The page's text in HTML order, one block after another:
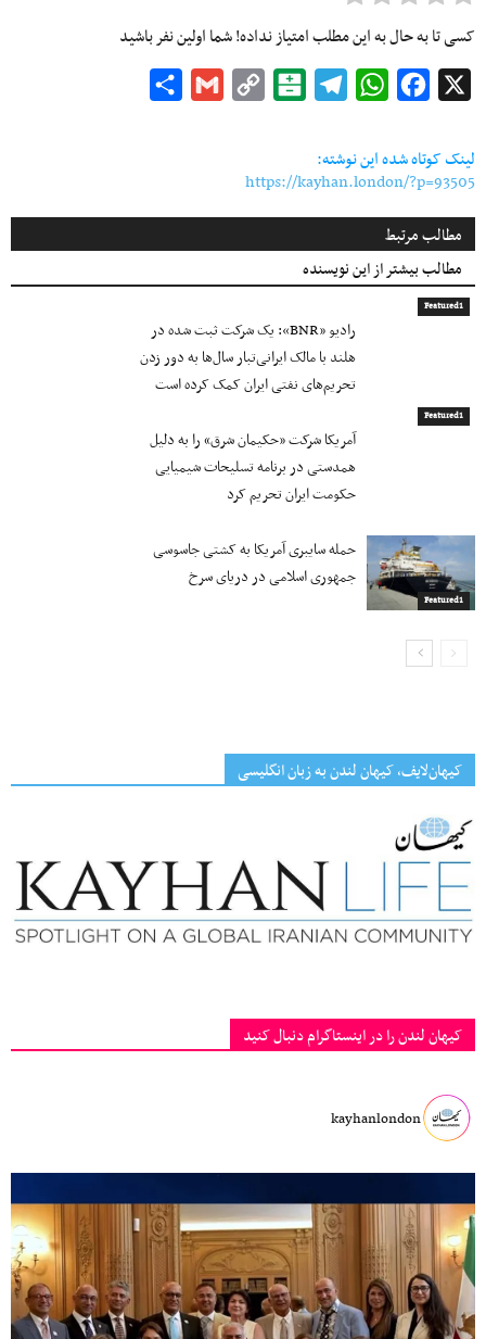
کسی تا به حال به این مطلب امتیاز نداده! شما اولین نفر باشید
Facebook
WhatsApp
Telegram
Balatarin
Copy
Gmail
لینک کوتاه شده این نوشته:
https://kayhan.london/?p=93505
مطالب مرتبط
مطالب بیشتر از این نویسنده
Featured1
رادیو «BNR»: یک شرکت ثبت شده در
هلند با مالک ایرانی‌تبار سال‌ها به دور زدن
تحریم‌های نفتی ایران کمک کرده است
Featured1
آمریکا شرکت «حکیمان شرق» را به دلیل
همدستی در برنامه تسلیحات شیمیایی
حکومت ایران تحریم کرد
Featured1
حمله سایبری آمریکا به کشتی جاسوسی
جمهوری اسلامی در دریای سرخ
کیهان‌لایف، کیهان لندن به زبان انگلیسی
کیهان لندن را در اینستاگرام دنبال کنید
kayhanlondon